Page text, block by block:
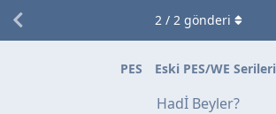
PES Eski PES/WE Serileri
Hadİ Beyler?
2/ 2gönderi